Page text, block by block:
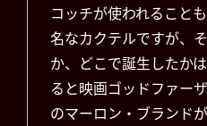
コッチが使われること
名なカクテルですが、
か、どこで誕生したか
ると映画ゴッドファー
のマーロン・ブランド